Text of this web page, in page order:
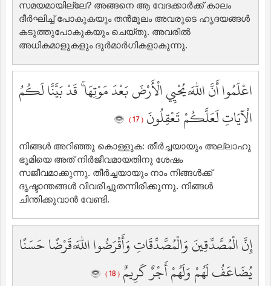
സമയമായില്ലേ? അങ്ങനെ ആ വേദക്കാര്‍ക്ക് കാലം
ദീര്‍ഘിച്ച് പോകുകയും തന്‍മൂലം അവരുടെ ഹൃദയങ്ങള്‍
കടുത്തുപോകുകയും ചെയ്തു. അവരില്‍
അധികമാളുകളും ദുര്‍മാര്‍ഗികളാകുന്നു.
اعْلَمُوا أَنَّ اللَّهَ يُحْيِي الْأَرْضَ بَعْدَ مَوْتِهَا ۚ قَدْ بَيَّنَّا لَكُمُ
الْآيَاتِ لَعَلَّكُمْ تَعْقِلُونَ ( 17 )
നിങ്ങള്‍ അറിഞ്ഞു കൊള്ളുക: തീര്‍ച്ചയായും അല്ലാഹു
ഭൂമിയെ അത് നിര്‍ജീവമായതിനു ശേഷം
സജീവമാക്കുന്നു. തീര്‍ച്ചയായും നാം നിങ്ങള്‍ക്ക്
ദൃഷ്ടാന്തങ്ങള്‍ വിവരിച്ചുതന്നിരിക്കുന്നു. നിങ്ങള്‍
ചിന്തിക്കുവാന്‍ വേണ്ടി.
إِنَّ الْمُصَّدِّقِينَ وَالْمُصَّدِّقَاتِ وَأَقْرَضُوا اللَّهَ قَرْضًا حَسَنًا
يُضَاعَفُ لَهُمْ وَلَهُمْ أَجْرٌ كَرِيمٌ ( 18 )